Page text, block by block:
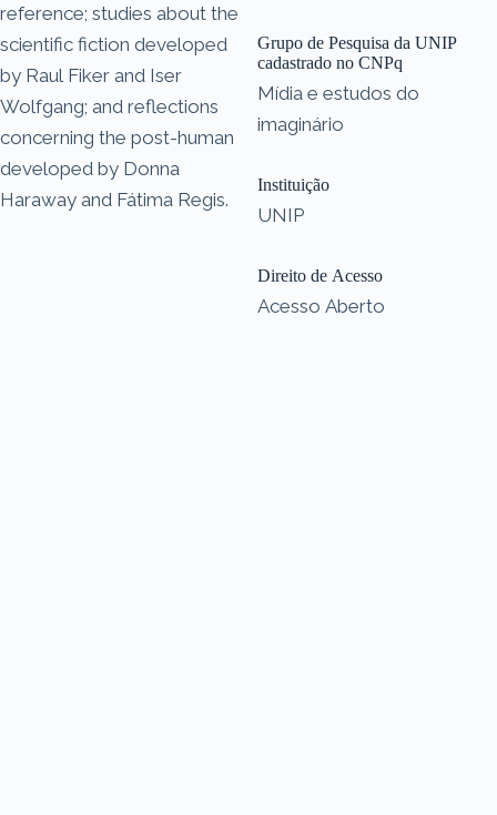
reference; studies about the
scientific fiction developed
by Raul Fiker and Iser
Wolfgang; and reflections
concerning the post-human
developed by Donna
Haraway and Fátima Regis.
Grupo de Pesquisa da UNIP
cadastrado no CNPq
Mídia e estudos do
imaginário
Instituição
UNIP
Direito de Acesso
Acesso Aberto